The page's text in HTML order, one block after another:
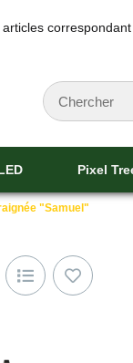
correspondant
Pixel
"Samuel"